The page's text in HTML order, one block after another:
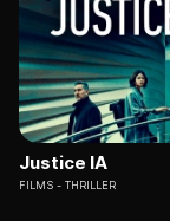
Justice IA
FILMS THRILLER